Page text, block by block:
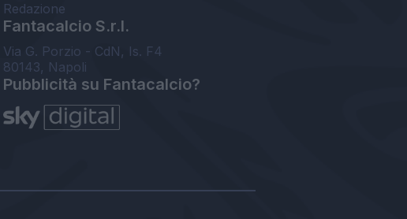
Redazione
Fantacalcio S.r.l.
Via G. Porzio - CdN, Is. F4
80143, Napoli
Pubblicità su Fantacalcio?